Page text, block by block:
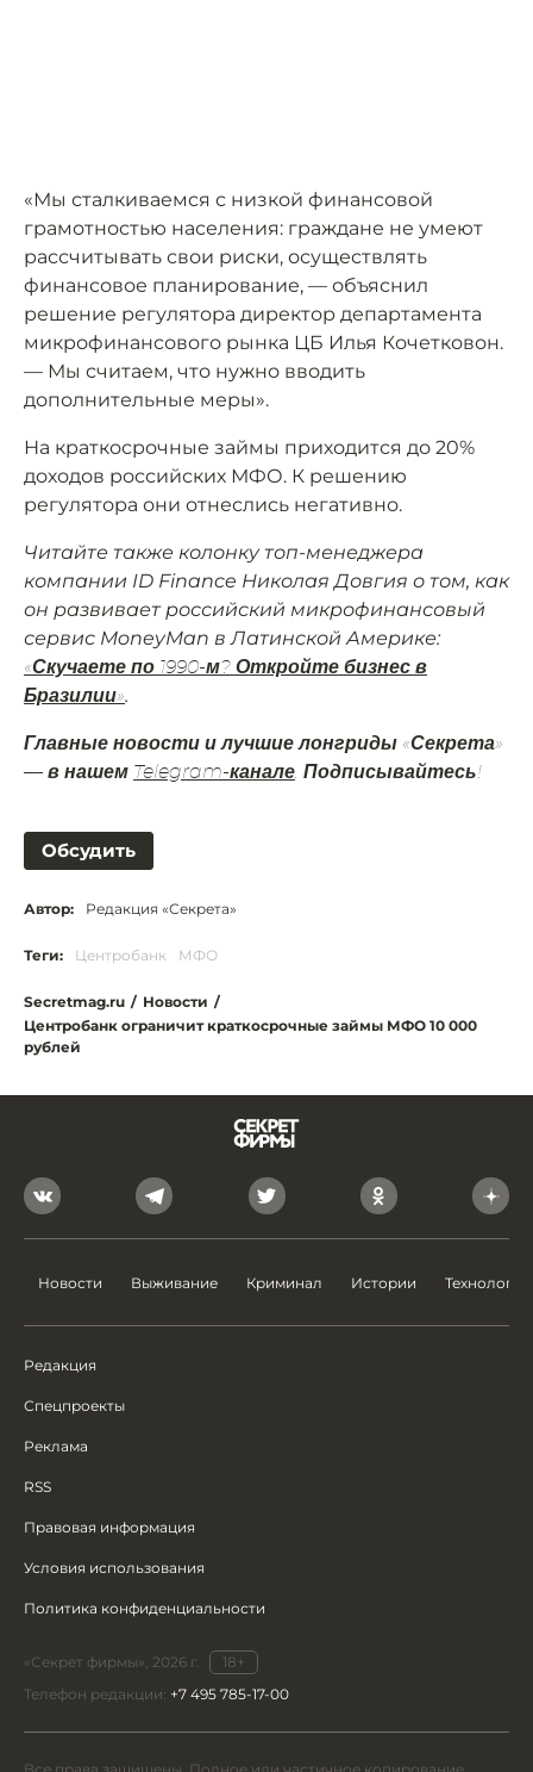
«Мы сталкиваемся с низкой финансовой
грамотностью населения: граждане не умеют
рассчитывать свои риски, осуществлять
финансовое планирование, — объяснил
решение регулятора директор департамента
микрофинансового рынка ЦБ Илья Кочетковон.
— Мы считаем, что нужно вводить
дополнительные меры».
На краткосрочные займы приходится до 20%
доходов российских МФО. К решению
регулятора они отнеслись негативно.
Читайте также колонку топ-менеджера
компании ID Finance Николая Довгия о том, как
он развивает российский микрофинансовый
сервис MoneyMan в Латинской Америке:
«Скучаете по 1990-м? Откройте бизнес в
Бразилии».
Главные новости и лучшие лонгриды «Секрета»
— в нашем Telegram-канале . Подписывайтесь!
Обсудить
Автор: Редакция «Секрета»
Теги: Центробанк МФО
Secretmag.ru / Новости /
Центробанк ограничит краткосрочные займы МФО 10 000
рублей
Новости Выживание Криминал Истории Технологии
Редакция
Спецпроекты
Реклама
RSS
Правовая информация
Условия использования
Политика конфиденциальности
«Секрет фирмы», 2026 г.
18+
Телефон редакции: +7 495 785-17-00